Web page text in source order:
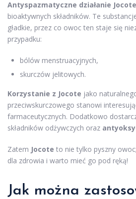
Antyspazmatyczne działanie Jocote
bioaktywnych składników. Te
gładkie, przez co owoc ten staje się
przypadku:
bólów menstruacyjnych,
skurczów jelitowych.
Korzystanie z Jocote jako
przeciwskurczowego stanowi
farmaceutycznych. Dodatkowo
składników odżywczych oraz
Zatem Jocote to nie tylko pyszny
dla zdrowia i warto mieć go pod ręką!
Jak można